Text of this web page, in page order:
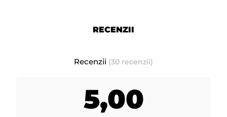
ROIAL Italia
RECENZII
Recenzii (30 recenzii)
5,00